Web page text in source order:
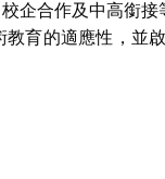
企合作及中高銜
育的適應性，並